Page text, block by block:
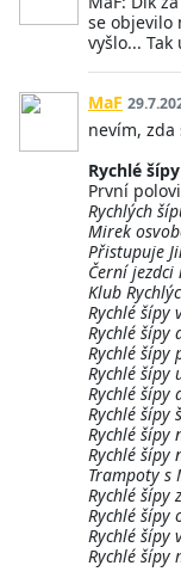
se objevilo
vyšlo...
MaF
nevím,
Rychlé
První
Rychlých
Mirek
Přistupuje
Černí
Klub
Rychlé šípy
Rychlé šípy
Rychlé šípy
Rychlé šípy
Rychlé šípy
Rychlé šípy
Rychlé šípy
Rychlé šípy
Trampoty s
Rychlé šípy
Rychlé šípy
Rychlé šípy
Rychlé šípy